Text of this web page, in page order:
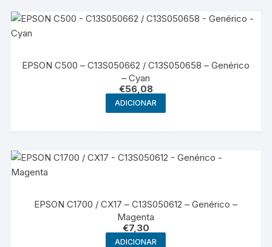
EPSON C500 – C13S050662 / C13S050658 – Genérico
– Cyan
€56,08
ADICIONAR
EPSON C1700 / CX17 – C13S050612 – Genérico –
Magenta
€7,30
ADICIONAR